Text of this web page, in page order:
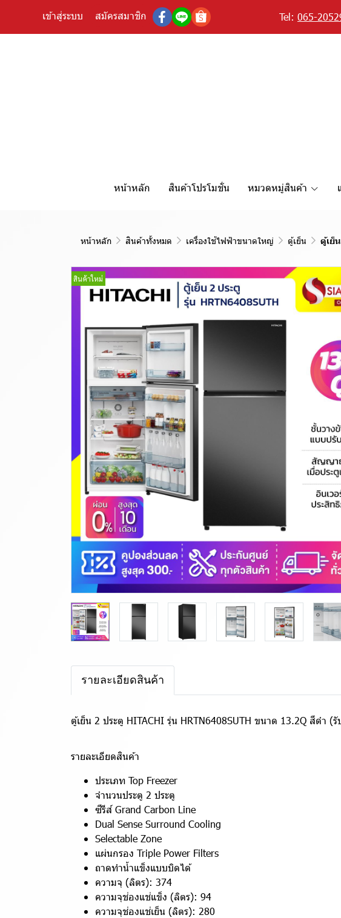
เข้าสู่ระบบ สมัครสมาชิก Tel: 065-
หน้าหลัก สินค้าโปรโมชั่น หมวดหมู่สินค้า
หน้าหลัก สินค้าทั้งหมด เครื่องใช้ไฟฟ้าขนาดใหญ่ ตู้เย็น ตู้เย็
สินค้าใหม่
รายละเอียดสินค้า
ตู้เย็น 2 ประตู HITACHI รุ่น HRTN6408SUTH ขนาด 13.2Q สีดำ (
รายละเอียดสินค้า
ประเภท Top Freezer
จำนวนประตู 2 ประตู
ซีรีส์ Grand Carbon Line
Dual Sense Surround Cooling
Selectable Zone
แผ่นกรอง Triple Power Filters
ถาดทำน้ำแข็งแบบบิดได้
ความจุ (ลิตร): 374
ความจุช่องแช่แข็ง (ลิตร): 94
ความจุช่องแช่เย็น (ลิตร): 280